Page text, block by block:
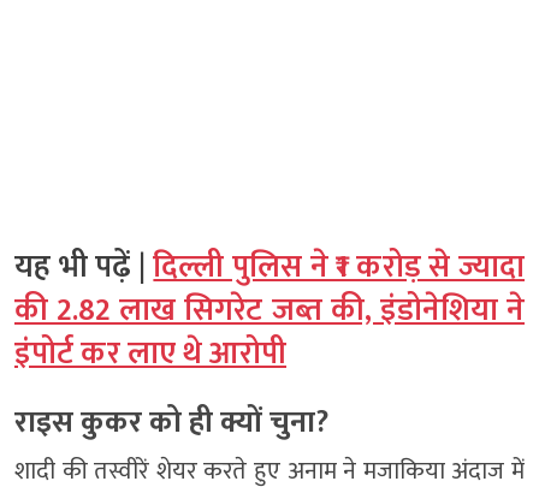
यह भी पढ़ें |दिल्ली पुलिस ने ₹1 करोड़ से ज्यादा
की 2.82 लाख सिगरेट जब्त की, इंडोनेशिया ने
इंपोर्ट कर लाए थे आरोपी
राइस कुकर को ही क्यों चुना?
शादी की तस्वीरें शेयर करते हुए अनाम ने मजाकिया अंदाज में